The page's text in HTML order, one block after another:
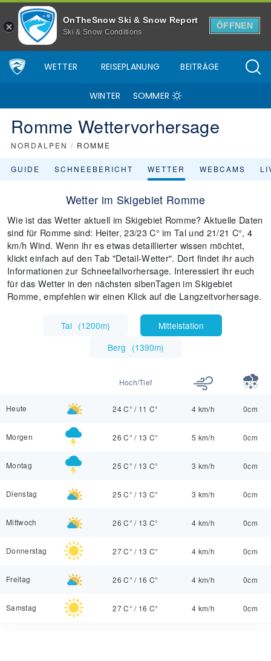
OnTheSnow Ski & Snow Report
Ski & Snow Conditions
ÖFFNEN
WETTER REISEPLANUNG BEITRÄGE
WINTER SOMMER
Romme Wettervorhersage
NORDALPEN / ROMME
GUIDE SCHNEEBERICHT WETTER WEBCAMS
Wetter im Skigebiet Romme
Wie ist das Wetter aktuell im Skigebiet Romme? Aktuelle Daten
sind für Romme sind: Heiter, 23/23 C° im Tal und 21/21 C°, 4
km/h Wind. Wenn ihr es etwas detaillierter wissen möchtet,
klickt einfach auf den Tab "Detail-Wetter". Dort findet ihr auch
Informationen zur Schneefallvorhersage. Interessiert ihr euch
für das Wetter in den nächsten sibenTagen im Skigebiet
Romme, empfehlen wir einen Klick auf die Langzeitvorhersage.
Tal (1200m)
Mittelstation
Berg (1390m)
Hoch/Tief
Heute 24 C° / 11 C° 4 km/h 0cm
Morgen 26 C° / 13 C° 5 km/h 0cm
Montag 25 C° / 13 C° 3 km/h 0cm
Dienstag 25 C° / 13 C° 3 km/h 0cm
Mittwoch 26 C° / 13 C° 4 km/h 0cm
Donnerstag 27 C° / 13 C° 4 km/h 0cm
Freitag 26 C° / 16 C° 4 km/h 0cm
Samstag 27 C° / 16 C° 4 km/h 0cm